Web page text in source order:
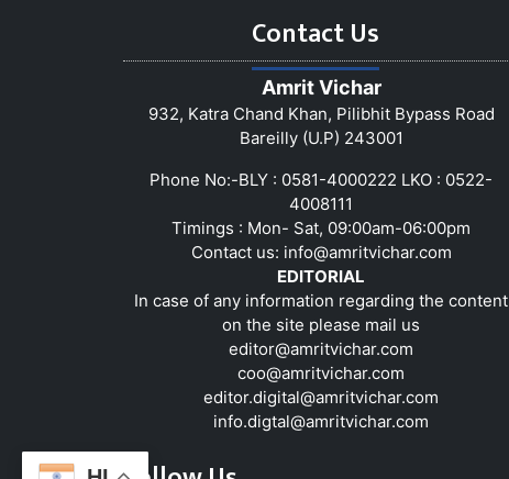
Contact Us
Amrit Vichar
932, Katra Chand Khan, Pilibhit Bypass Road
Bareilly (U.P) 243001
Phone No:-BLY : 0581-4000222 LKO : 0522-
4008111
Timings : Mon- Sat, 09:00am-06:00pm
Contact us: info@amritvichar.com
EDITORIAL
In case of any information regarding the content
on the site please mail us
editor@amritvichar.com
coo@amritvichar.com
editor.digital@amritvichar.com
info.digtal@amritvichar.com